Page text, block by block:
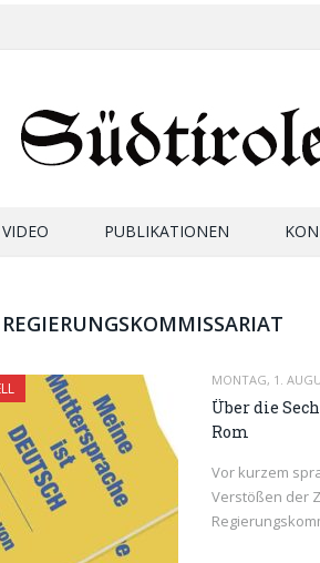
VIDEO PUBLIKATIONEN
REGIERUNGSKOMMISSARIAT
MONTAG, 1.
Über die
Rom
Vor kurzem
Verstößen der